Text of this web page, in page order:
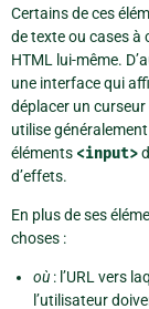
Certains de ces
de texte ou cases à
HTML lui-même.
une interface qui
déplacer un
utilise
éléments <input>
d’effets.
En plus de ses
choses :
où : l’URL vers
l’utilisateur